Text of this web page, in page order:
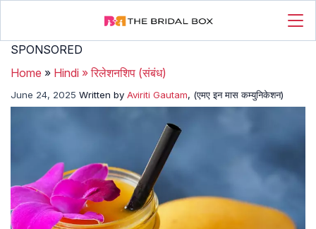
SPONSORED
Home » Hindi »रिलेशनशिप (संबंध)
June 24, 2025 Written by Aviriti Gautam, (एमए इन मास कम्युनिकेशन)